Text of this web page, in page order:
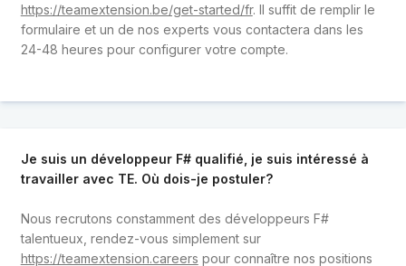
https://teamextension.be/get-started/fr. Il suffit de remplir le
formulaire et un de nos experts vous contactera dans les
24-48 heures pour configurer votre compte.
Je suis un développeur F# qualifié, je suis intéressé à
travailler avec TE. Où dois-je postuler?
Nous recrutons constamment des développeurs F#
talentueux, rendez-vous simplement sur
https://teamextension.careers pour connaître nos positions